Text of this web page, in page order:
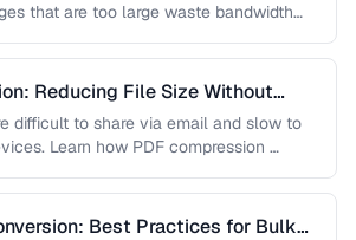
that are too large waste bandwidth
Reducing File Size Without
difficult to share via email and slow to
Learn how PDF compression …
Best Practices for Bulk